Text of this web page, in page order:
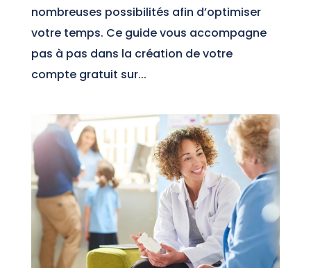
nombreuses possibilités afin d’optimiser
votre temps. Ce guide vous accompagne
pas à pas dans la création de votre
compte gratuit sur...